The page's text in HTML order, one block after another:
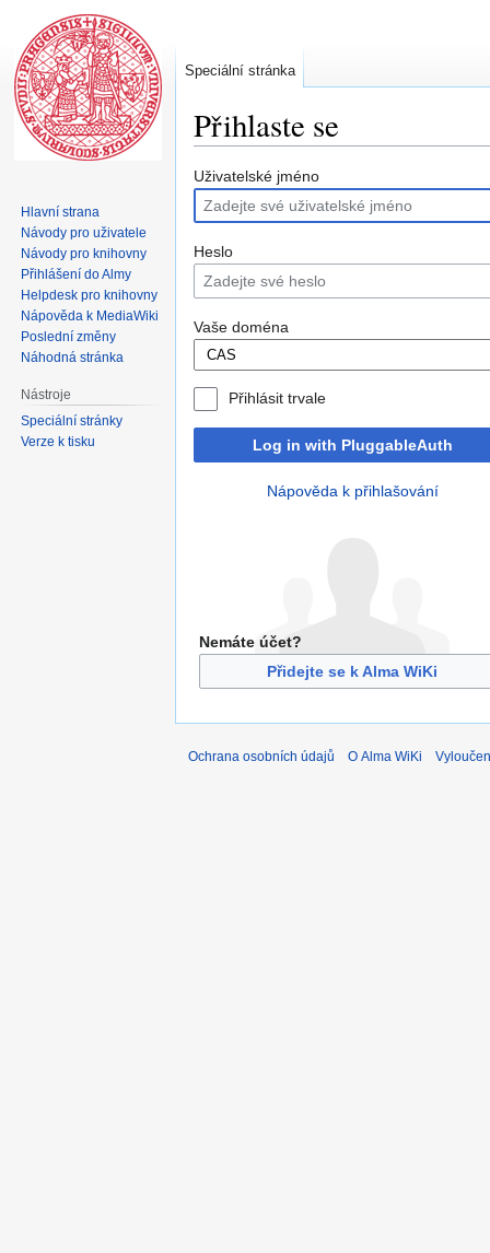
Přihlaste se
Skočit
na
navigaci
Skočit
na
vyhledávání
Uživatelské jméno
Heslo
Vaše doména
Přihlásit trvale
Log in with PluggableAuth
Nápověda k přihlašování
Nemáte účet?
Přidejte se k Alma WiKi
Speciální stránka
Hlavní strana
Návody pro uživatele
Návody pro knihovny
Přihlášení do Almy
Helpdesk pro knihovny
Nápověda k MediaWiki
Poslední změny
Náhodná stránka
Nástroje
Speciální stránky
Verze k tisku
Ochrana osobních údajů O Alma WiKi